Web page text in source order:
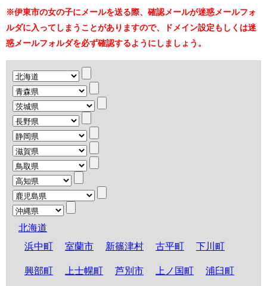
※伊東市の女の子にメールを送る際、確認メールが迷惑メールフォ
ルダに入ってしまうことがありますので、ドメイン設定もしくは迷
惑メールフォルダを必ず確認するようにしましょう。
北海道
浜中町
室蘭市 新篠津村 古平町 下川町
興部町 上士幌町 芦別市 上ノ国町 浦臼町